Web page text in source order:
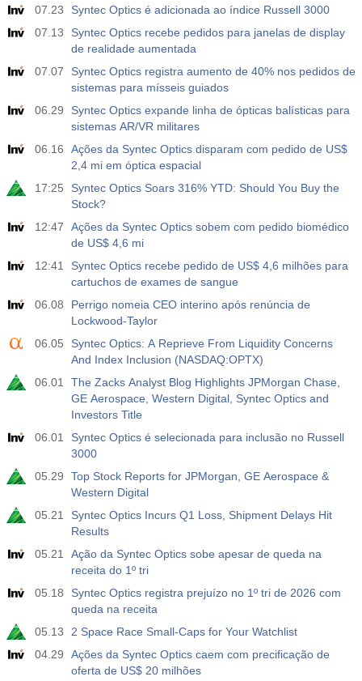
07.23
Syntec Optics é adicionada ao índice Russell 3000
07.13
Syntec Optics recebe pedidos para janelas de display
de realidade aumentada
07.07
Syntec Optics registra aumento de 40% nos pedidos de
sistemas para mísseis guiados
06.29
Syntec Optics expande linha de ópticas balísticas para
sistemas AR/VR militares
06.16
Ações da Syntec Optics disparam com pedido de US$
2,4 mi em óptica espacial
17:25
Syntec Optics Soars 316% YTD: Should You Buy the
Stock?
12:47
Ações da Syntec Optics sobem com pedido biomédico
de US$ 4,6 mi
12:41
Syntec Optics recebe pedido de US$ 4,6 milhões para
cartuchos de exames de sangue
06.08
Perrigo nomeia CEO interino após renúncia de
Lockwood-Taylor
06.05
Syntec Optics: A Reprieve From Liquidity Concerns
And Index Inclusion (NASDAQ:OPTX)
06.01
The Zacks Analyst Blog Highlights JPMorgan Chase,
GE Aerospace, Western Digital, Syntec Optics and
Investors Title
06.01
Syntec Optics é selecionada para inclusão no Russell
3000
05.29
Top Stock Reports for JPMorgan, GE Aerospace &
Western Digital
05.21
Syntec Optics Incurs Q1 Loss, Shipment Delays Hit
Results
05.21
Ação da Syntec Optics sobe apesar de queda na
receita do 1º tri
05.18
Syntec Optics registra prejuízo no 1º tri de 2026 com
queda na receita
05.13
2 Space Race Small-Caps for Your Watchlist
04.29
Ações da Syntec Optics caem com precificação de
oferta de US$ 20 milhões